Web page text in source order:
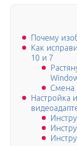
Почему
Как
10 и 7
Смена
Настройка